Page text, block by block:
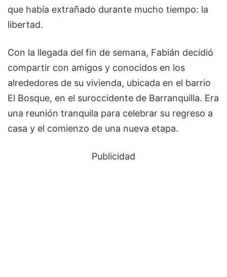
que había extrañado durante mucho tiempo: la
libertad.
Con la llegada del fin de semana, Fabián decidió
compartir con amigos y conocidos en los
alrededores de su vivienda, ubicada en el barrio
El Bosque, en el suroccidente de Barranquilla. Era
una reunión tranquila para celebrar su regreso a
casa y el comienzo de una nueva etapa.
Publicidad